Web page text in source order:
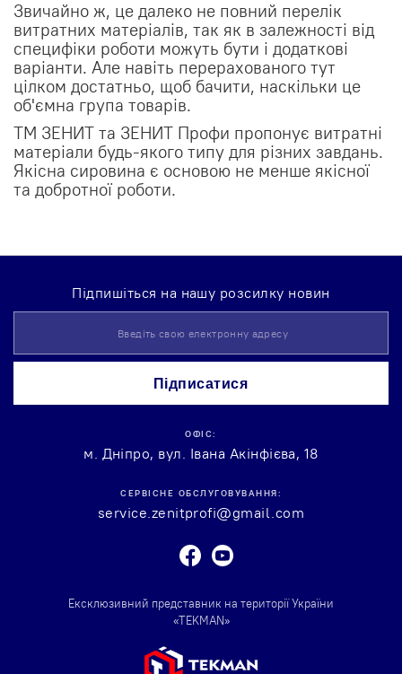
Звичайно ж, це далеко не повний перелік
витратних матеріалів, так як в залежності від
специфіки роботи можуть бути і додаткові
варіанти. Але навіть перерахованого тут
цілком достатньо, щоб бачити, наскільки це
об'ємна група товарів.
ТМ ЗЕНИТ та ЗЕНИТ Профи пропонує витратні
матеріали будь-якого типу для різних завдань.
Якісна сировина є основою не менше якісної
та добротної роботи.
Підпишіться на нашу розсилку новин
на
нашу
новин:
Підписатися
ОФІС:
м. Дніпро, вул. Івана Акінфієва, 18
СЕРВІСНЕ ОБСЛУГОВУВАННЯ:
service.zenitprofi@gmail.com
FacebookYoutube
Ексклюзивний представник на території України
«TEKMAN»